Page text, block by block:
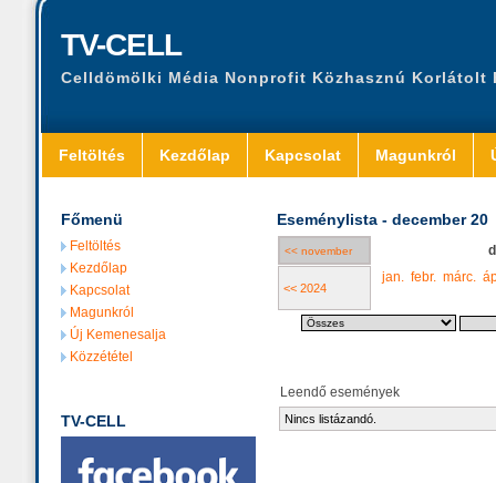
TV-CELL
Celldömölki Média Nonprofit Közhasznú Korlátolt
Feltöltés Kezdőlap Kapcsolat Magunkról
Főmenü
Feltöltés
Kezdőlap
Kapcsolat
Magunkról
Új Kemenesalja
Közzététel
TV-CELL
Eseménylista - december 20
<< november
<< 2024
jan. febr. márc.
Leendő események
Nincs listázandó.